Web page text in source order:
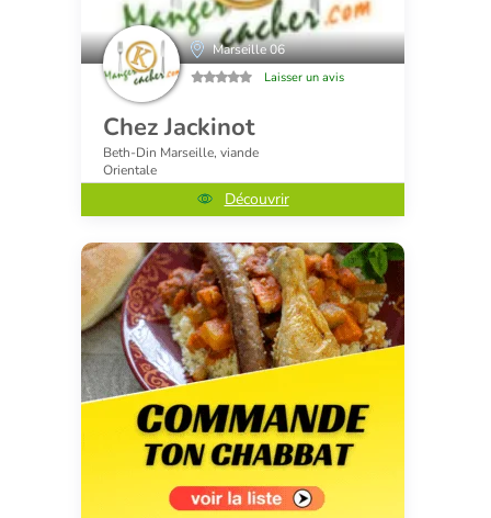
Marseille 06
Laisser un avis
Chez Jackinot
Beth-Din Marseille, viande
Orientale
Découvrir